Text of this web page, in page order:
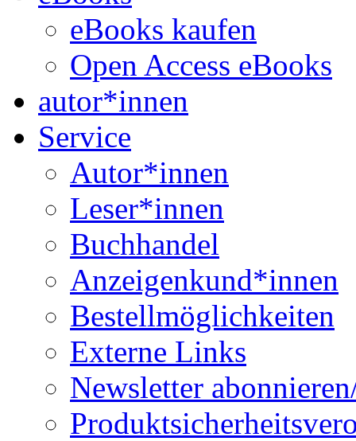
eBooks kaufen
Open Access eBooks
autor*innen
Service
Autor*innen
Leser*innen
Buchhandel
Anzeigenkund*innen
Bestellmöglichkeiten
Externe Links
Newsletter